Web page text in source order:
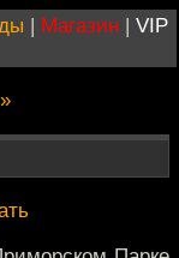
| Магазин | VIP